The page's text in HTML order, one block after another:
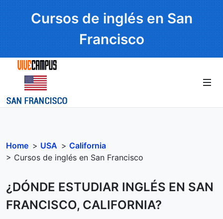
Cursos de inglés en San
Francisco
Home > USA > California
> Cursos de inglés en San Francisco
¿DÓNDE ESTUDIAR INGLÉS EN SAN
FRANCISCO, CALIFORNIA?